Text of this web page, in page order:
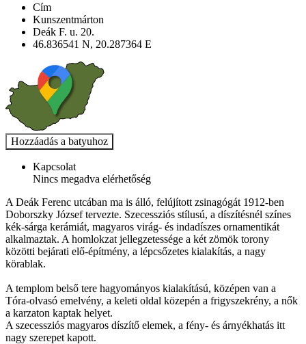
Cím
Kunszentmárton
Deák F. u. 20.
46.836541 N, 20.287364 E
Kapcsolat
Nincs megadva elérhetőség
A Deák Ferenc utcában ma is álló, felújított zsinagógát 1912-ben
Doborszky József tervezte. Szecessziós stílusú, a díszítésnél színes
kék-sárga kerámiát, magyaros virág- és indadíszes ornamentikát
alkalmaztak. A homlokzat jellegzetessége a két zömök torony
közötti bejárati elő-építmény, a lépcsőzetes kialakítás, a nagy
körablak.
A templom belső tere hagyományos kialakítású, középen van a
Tóra-olvasó emelvény, a keleti oldal közepén a frigyszekrény, a nők
a karzaton kaptak helyet.
A szecessziós magyaros díszítő elemek, a fény- és árnyékhatás itt
nagy szerepet kapott.